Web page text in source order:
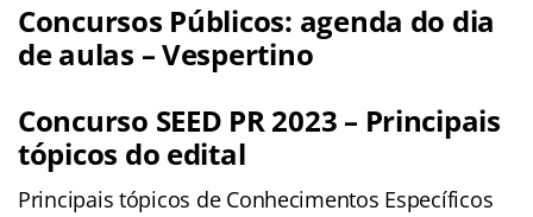
Concursos Públicos: agenda do dia
de aulas – Vespertino
Concurso SEED PR 2023 – Principais
tópicos do edital
Principais tópicos de Conhecimentos Específicos